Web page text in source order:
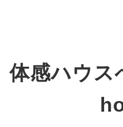
体感ハウス